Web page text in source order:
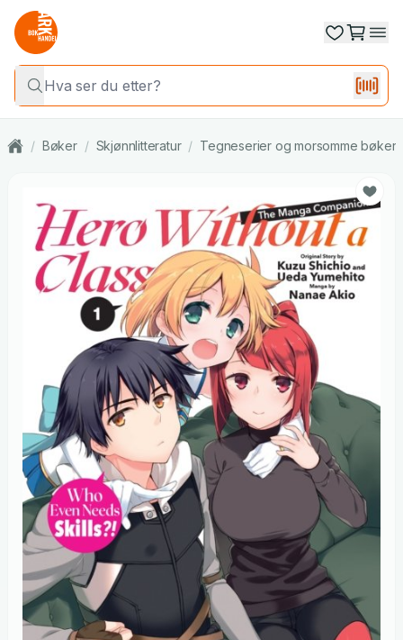
/ Bøker / Skjønnlitteratur / Tegneserier og morsomme bøker